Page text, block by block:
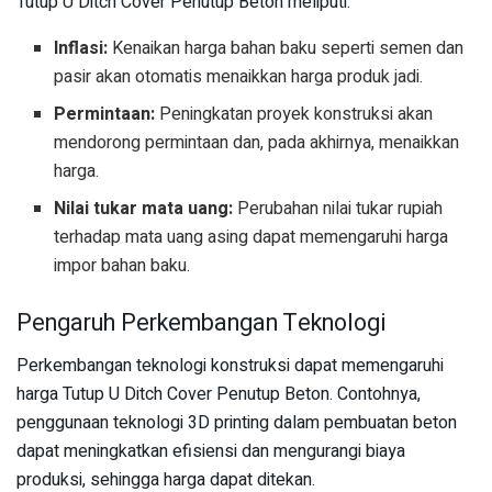
Inflasi: Kenaikan harga bahan baku seperti semen dan
pasir akan otomatis menaikkan harga produk jadi.
Permintaan: Peningkatan proyek konstruksi akan
mendorong permintaan dan, pada akhirnya, menaikkan
harga.
Nilai tukar mata uang: Perubahan nilai tukar rupiah
terhadap mata uang asing dapat memengaruhi harga
impor bahan baku.
Pengaruh Perkembangan Teknologi
Perkembangan teknologi konstruksi dapat memengaruhi
harga Tutup U Ditch Cover Penutup Beton. Contohnya,
penggunaan teknologi 3D printing dalam pembuatan beton
dapat meningkatkan efisiensi dan mengurangi biaya
produksi, sehingga harga dapat ditekan.